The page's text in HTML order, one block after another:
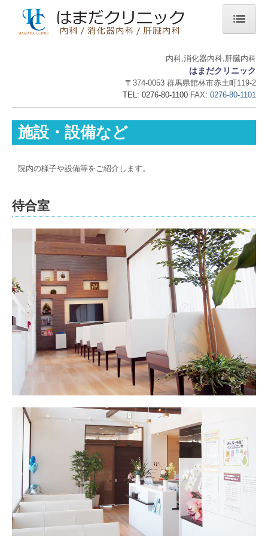
施設・設備など
地図・交通案内
個人情報保護方針
内科,消化器内科,肝臓内科
はまだクリニック
〒374-0053 群馬県館林市赤土町119-2
TEL: 0276-80-1100 FAX: 0276-80-1101
施設・設備など
院内の様子や設備等をご紹介します。
待合室